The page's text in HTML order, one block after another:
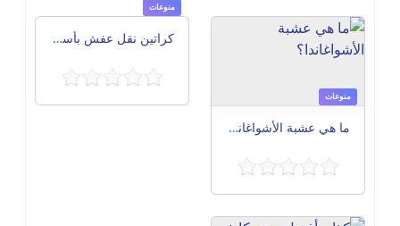
منوعات
ما هي عشبة الأشواغاندا؟
منوعات
كراتين نقل عفش بأسعار مناسبة بالإسكندرية 01141940005